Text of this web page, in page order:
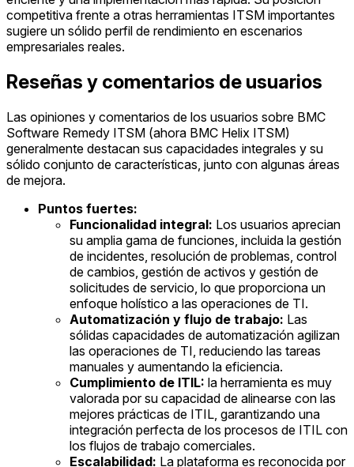
competitiva frente a otras herramientas ITSM importantes
sugiere un sólido perfil de rendimiento en escenarios
empresariales reales.
Reseñas y comentarios de usuarios
Las opiniones y comentarios de los usuarios sobre BMC
Software Remedy ITSM (ahora BMC Helix ITSM)
generalmente destacan sus capacidades integrales y su
sólido conjunto de características, junto con algunas áreas
de mejora.
Puntos fuertes:
Funcionalidad integral: Los usuarios aprecian
su amplia gama de funciones, incluida la gestión
de incidentes, resolución de problemas, control
de cambios, gestión de activos y gestión de
solicitudes de servicio, lo que proporciona un
enfoque holístico a las operaciones de TI.
Automatización y flujo de trabajo: Las
sólidas capacidades de automatización agilizan
las operaciones de TI, reduciendo las tareas
manuales y aumentando la eficiencia.
Cumplimiento de ITIL: la herramienta es muy
valorada por su capacidad de alinearse con las
mejores prácticas de ITIL, garantizando una
integración perfecta de los procesos de ITIL con
los flujos de trabajo comerciales.
Escalabilidad: La plataforma es reconocida por